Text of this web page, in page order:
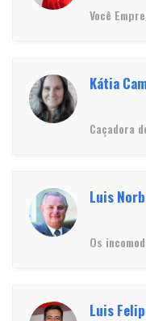
Você
Kátia
Caçadora
Luis
Os
Luis